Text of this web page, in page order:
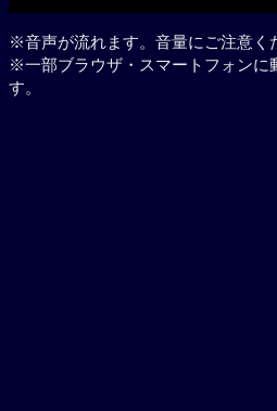
※音声が流れます。音量にご注意く
※一部ブラウザ・スマートフォンに
す。